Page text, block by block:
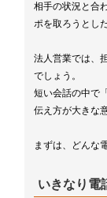
相手の状況と合
ポを取ろうとし
法人営業では、
でしょう。
短い会話の中で
伝え方が大きな
まずは、どんな
いきなり電